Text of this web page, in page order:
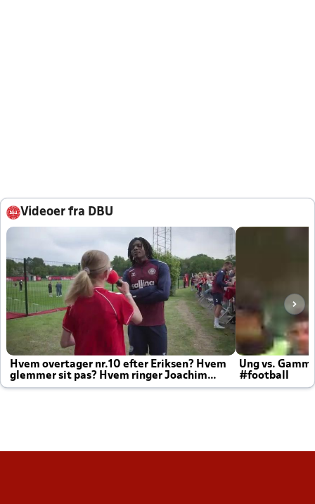
Videoer fra DBU
Hvem overtager nr.10 efter Eriksen? Hvem
glemmer sit pas? Hvem ringer Joachim
altid til efter kampe?
Ung vs.
#football